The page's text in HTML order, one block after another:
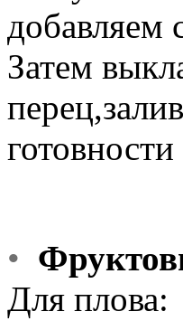
добавляем
Затем
•
Для плова: